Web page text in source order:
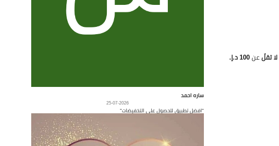
لا تقلّعن100 د.إ.
ساره احمد
25-07-2026
"افضل تطبيق للحصول على التخفيضات"